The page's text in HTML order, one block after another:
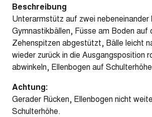
Beschreibung
Unterarmstütz auf zwei nebeneinander
Gymnastikbällen, Füsse am Boden auf
Zehenspitzen abgestützt, Bälle leicht
wieder zurück in die Ausgangsposition
abwinkeln, Ellenbogen auf
Achtung:
Gerader Rücken, Ellenbogen nicht
Schulterhöhe.